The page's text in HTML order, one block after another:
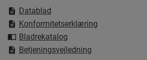
Datablad
Konformitetserklæring
Bladrekatalog
Betjeningsvejledning